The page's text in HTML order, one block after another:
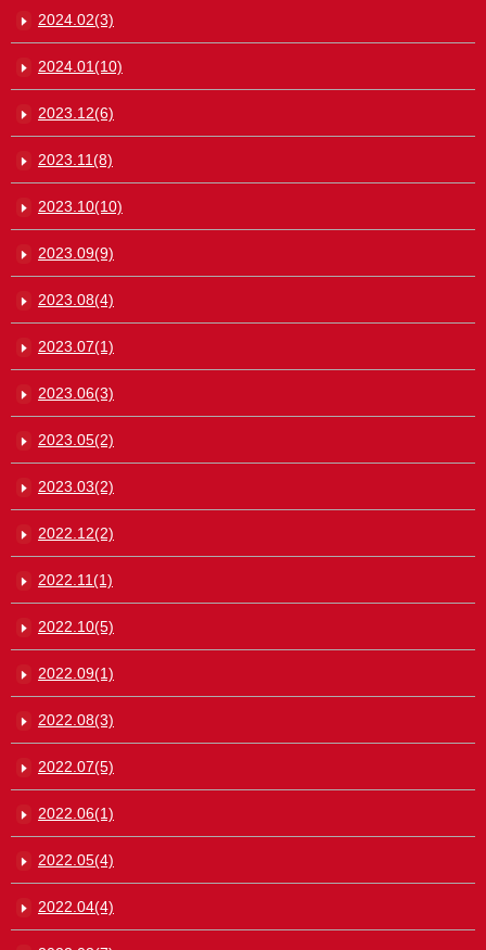
2024.02(3)
2024.01(10)
2023.12(6)
2023.11(8)
2023.10(10)
2023.09(9)
2023.08(4)
2023.07(1)
2023.06(3)
2023.05(2)
2023.03(2)
2022.12(2)
2022.11(1)
2022.10(5)
2022.09(1)
2022.08(3)
2022.07(5)
2022.06(1)
2022.05(4)
2022.04(4)